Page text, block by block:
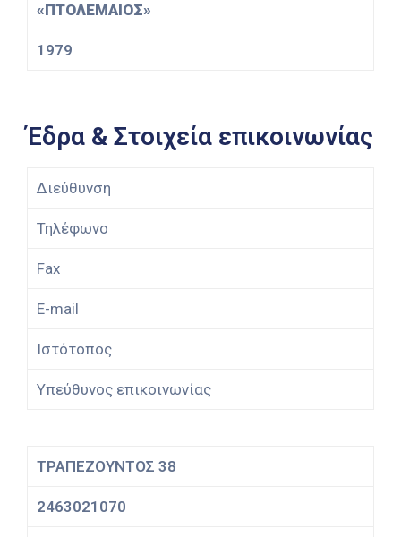
«ΠΤΟΛΕΜΑΙΟΣ»
1979
Έδρα & Στοιχεία επικοινωνίας
Διεύθυνση
Τηλέφωνο
Fax
E-mail
Ιστότοπος
Υπεύθυνος επικοινωνίας
ΤΡΑΠΕΖΟΥΝΤΟΣ 38
2463021070